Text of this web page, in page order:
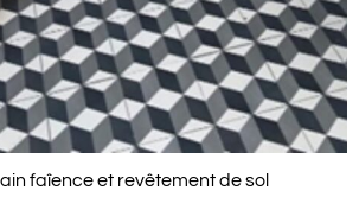
faîence et revêtement de sol